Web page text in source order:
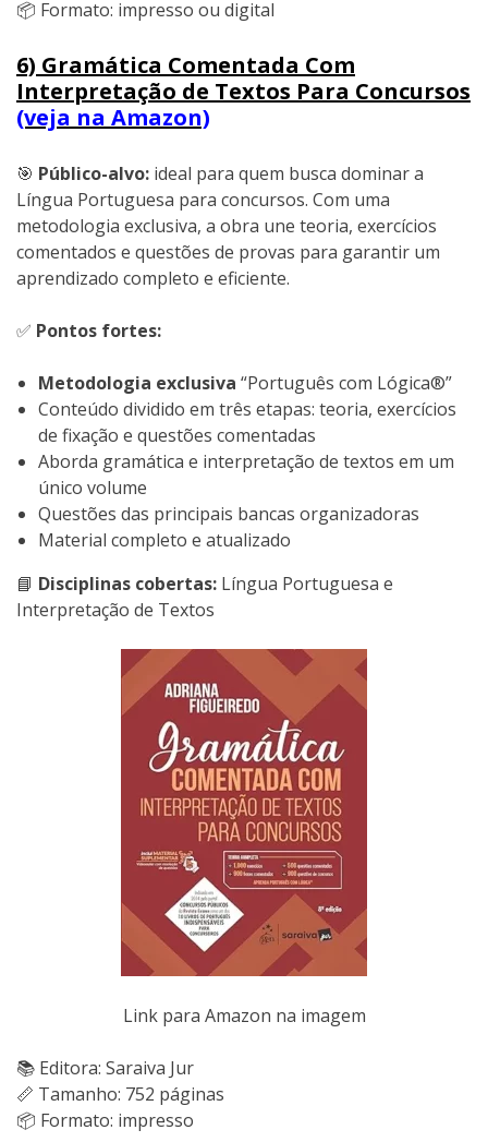
📦 Formato: impresso ou digital
6) Gramática Comentada Com
Interpretação de Textos Para Concursos
(veja na Amazon)
🎯 Público-alvo: ideal para quem busca dominar a
Língua Portuguesa para concursos. Com uma
metodologia exclusiva, a obra une teoria, exercícios
comentados e questões de provas para garantir um
aprendizado completo e eficiente.
✅ Pontos fortes:
Metodologia exclusiva “Português com Lógica®”
Conteúdo dividido em três etapas: teoria, exercícios
de fixação e questões comentadas
Aborda gramática e interpretação de textos em um
único volume
Questões das principais bancas organizadoras
Material completo e atualizado
📘 Disciplinas cobertas: Língua Portuguesa e
Interpretação de Textos
Link para Amazon na imagem
📚 Editora: Saraiva Jur
📏 Tamanho: 752 páginas
📦 Formato: impresso